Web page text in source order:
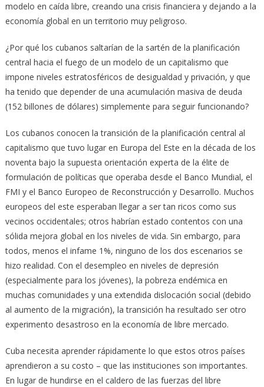
modelo en caída libre, creando una crisis financiera y dejando a la
economía global en un territorio muy peligroso.
¿Por qué los cubanos saltarían de la sartén de la planificación
central hacia el fuego de un modelo de un capitalismo que
impone niveles estratosféricos de desigualdad y privación, y que
ha tenido que depender de una acumulación masiva de deuda
(152 billones de dólares) simplemente para seguir funcionando?
Los cubanos conocen la transición de la planificación central al
capitalismo que tuvo lugar en Europa del Este en la década de los
noventa bajo la supuesta orientación experta de la élite de
formulación de políticas que operaba desde el Banco Mundial, el
FMI y el Banco Europeo de Reconstrucción y Desarrollo. Muchos
europeos del este esperaban llegar a ser tan ricos como sus
vecinos occidentales; otros habrían estado contentos con una
sólida mejora global en los niveles de vida. Sin embargo, para
todos, menos el infame 1%, ninguno de los dos escenarios se
hizo realidad. Con el desempleo en niveles de depresión
(especialmente para los jóvenes), la pobreza endémica en
muchas comunidades y una extendida dislocación social (debido
al aumento de la migración), la transición ha resultado ser otro
experimento desastroso en la economía de libre mercado.
Cuba necesita aprender rápidamente lo que estos otros países
aprendieron a su costo – que las instituciones son importantes.
En lugar de hundirse en el caldero de las fuerzas del libre